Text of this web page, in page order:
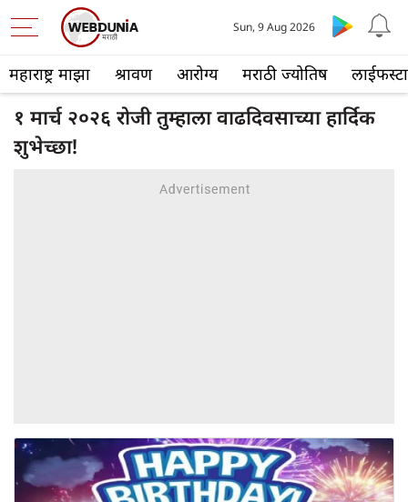
महाराष्ट्र माझा श्रावण आरोग्य मराठी ज्योतिष
Sun, 9 Aug 2026
१ मार्च २०२६ रोजी तुम्हाला वाढदिवसाच्या हार्दिक
शुभेच्छा!